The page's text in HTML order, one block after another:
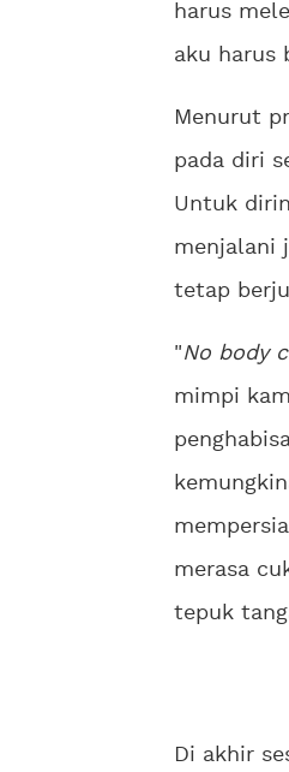
harus
aku harus
Menurut
pada diri
Untuk
menjalani
tetap
"No body
mimpi
merasa
tepuk
Di akhir